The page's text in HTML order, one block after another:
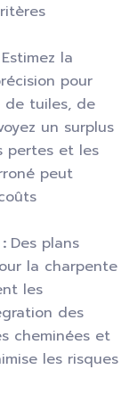
Estimez la
pour
tuiles, de
un surplus
pertes et les
peut
Des plans
la charpente
les
des
cheminées et
les risques